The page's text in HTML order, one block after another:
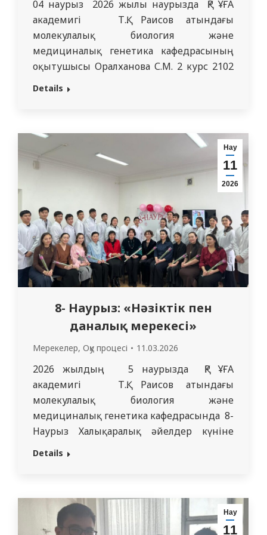
04 наурыз 2026 жылы наурызда ҚР ҰҒА
академигі Т.Қ. Раисов атындағы
молекулалық биология және
медициналық генетика кафедрасының
оқытушысы Оралханова С.М. 2 курс 2102
топ студенттеріне «Қан топтары мен
форматында ұйымдастырылды және
келесі кезеңдерді қамтыды:
Ұйымдастыру бөлімі (5 минут):
Студенттер сабақтың мақсаты мен
міндеттерімен…
Details
Нау
11
2026
8- Наурыз: «Нәзіктік пен
даналық мерекесі»
Мерекелер, Оқу процесі 11.03.2026
2026 жылдың 5 наурызда ҚР ҰҒА
академигі Т.Қ. Раисов атындағы
молекулалық биология және
медициналық генетика кафедрасында 8-
Наурыз Халықаралық әйелдер күніне
арналған мерекелік концерт өтті.
«Педиатрия» ОБ кураторлық топтары
ұйымдастырды. Мерекелік шараға
Details
Нау
11